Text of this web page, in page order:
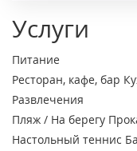
Услуги
Питание
Ресторан, кафе, бар
Развлечения
Пляж / На берегу
Настольный теннис